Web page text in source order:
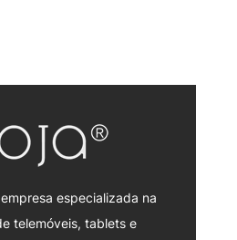
especializada na
telemóveis, tablets e